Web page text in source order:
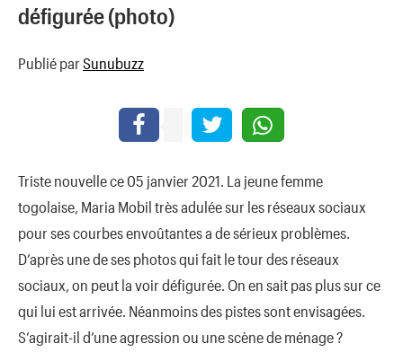
défigurée (photo)
Publié par Sunubuzz
Triste nouvelle ce 05 janvier 2021. La jeune femme
togolaise, Maria Mobil très adulée sur les réseaux sociaux
pour ses courbes envoûtantes a de sérieux problèmes.
D’après une de ses photos qui fait le tour des réseaux
sociaux, on peut la voir défigurée. On en sait pas plus sur ce
qui lui est arrivée. Néanmoins des pistes sont envisagées.
S’agirait-il d’une agression ou une scène de ménage ?